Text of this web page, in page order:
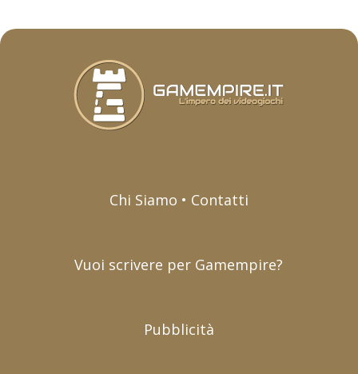
Chi Siamo • Contatti
Vuoi scrivere per Gamempire?
Pubblicità